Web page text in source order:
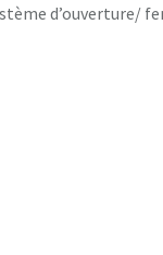
d’ouverture/